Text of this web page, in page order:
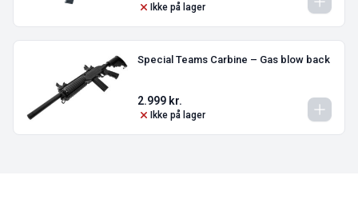
Ikke på lager
Special Teams Carbine – Gas blow back
2.999 kr.
Ikke på lager